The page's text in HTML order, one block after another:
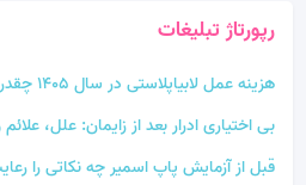
رپورتاژ تبلیغات
هزینه عمل لابیاپلاستی در سال 1405 چقدر است؟ مقایسه جراحی و لیزر
بی‌ اختیاری ادرار بعد از زایمان: علل،
قبل از آزمایش پاپ اسمیر چه نکاتی را